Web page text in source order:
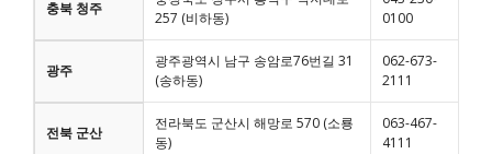
충북 청주
257 (비하동)
0100
광주
광주광역시 남구 송암로76번길 31
(송하동)
062-673-
2111
전북 군산
전라북도 군산시 해망로 570 (소룡
동)
063-467-
4111